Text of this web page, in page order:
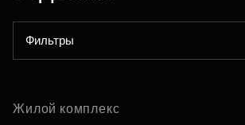
Фильтры
Жилой комплекс